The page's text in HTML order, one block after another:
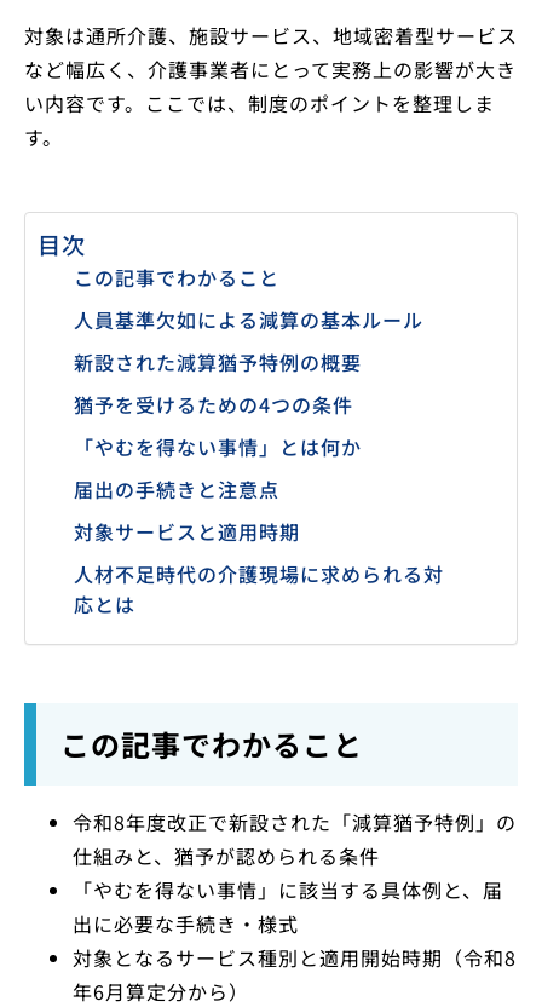
対象は通所介護、施設サービス、地域密着型サービス
など幅広く、介護事業者にとって実務上の影響が大き
い内容です。ここでは、制度のポイントを整理しま
す。
目次
この記事でわかること
人員基準欠如による減算の基本ルール
新設された減算猶予特例の概要
猶予を受けるための4つの条件
「やむを得ない事情」とは何か
届出の手続きと注意点
対象サービスと適用時期
人材不足時代の介護現場に求められる対
応とは
この記事でわかること
令和8年度改正で新設された「減算猶予特例」の
仕組みと、猶予が認められる条件
「やむを得ない事情」に該当する具体例と、届
出に必要な手続き・様式
対象となるサービス種別と適用開始時期（令和8
年6月算定分から）